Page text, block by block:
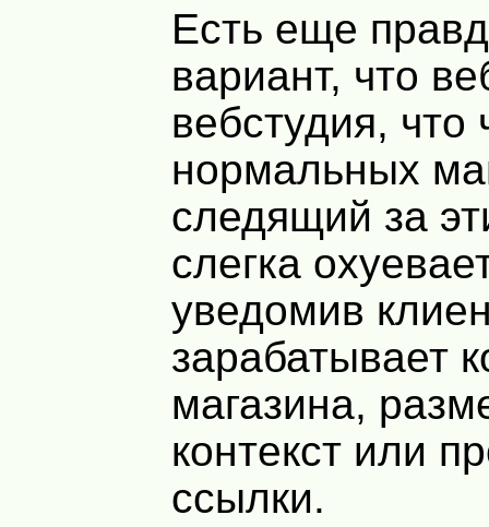
Есть еще
вариант, что
вебстудия, что
нормальных
следящий за
слегка
уведомив
зарабатывает
магазина,
контекст или
ссылки.